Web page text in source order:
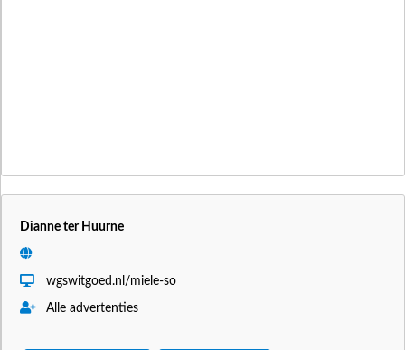
Dianne ter Huurne
wgswitgoed.nl/miele-so
Alle advertenties